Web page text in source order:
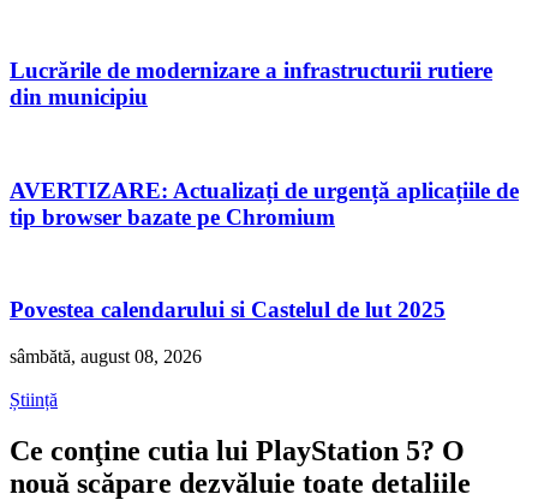
Lucrările de modernizare a infrastructurii rutiere
din municipiu
AVERTIZARE: Actualizați de urgență aplicațiile de
tip browser bazate pe Chromium
Povestea calendarului si Castelul de lut 2025
sâmbătă, august 08, 2026
Știință
Ce conţine cutia lui PlayStation 5? O
nouă scăpare dezvăluie toate detaliile